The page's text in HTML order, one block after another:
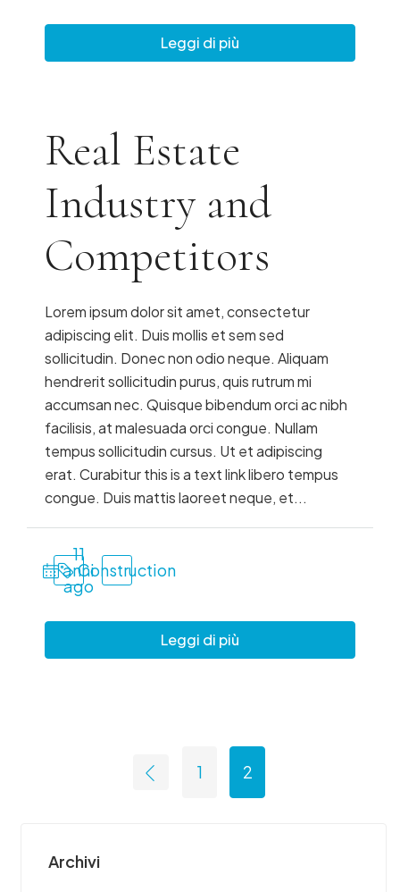
Leggi di più
Real Estate
Industry and
Competitors
Lorem ipsum dolor sit amet, consectetur
adipiscing elit. Duis mollis et sem sed
sollicitudin. Donec non odio neque. Aliquam
hendrerit sollicitudin purus, quis rutrum mi
accumsan nec. Quisque bibendum orci ac nibh
facilisis, at malesuada orci congue. Nullam
tempus sollicitudin cursus. Ut et adipiscing
erat. Curabitur this is a text link libero tempus
congue. Duis mattis laoreet neque, et...
11
anni
ago
Construction
Leggi di più
1 2
Archivi